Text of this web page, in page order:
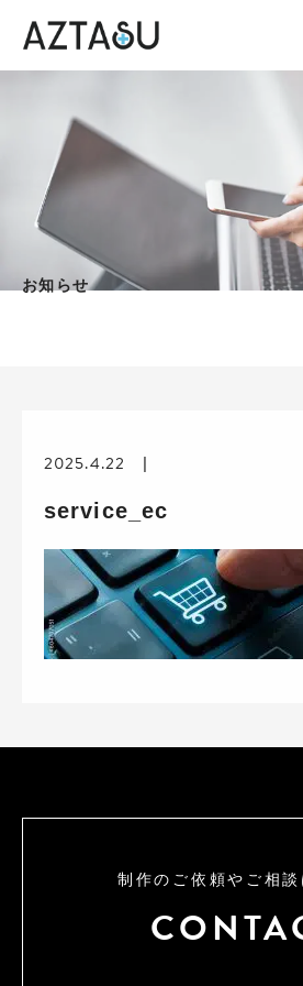
お知らせ
2025.4.22
service_ec
制作のご依頼やご相談